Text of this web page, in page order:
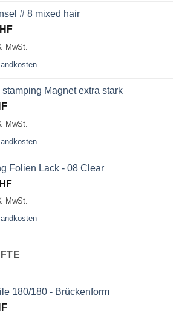
# 8 mixed hair
MwSt.
Magnet extra stark
MwSt.
Folien Lack - 08 Clear
MwSt.
180/180 - Brückenform